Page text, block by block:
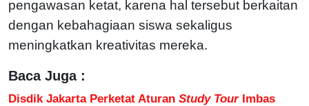
pengawasan ketat, karena hal tersebut berkaitan
dengan kebahagiaan siswa sekaligus
meningkatkan kreativitas mereka.
Baca Juga :
Disdik Jakarta Perketat Aturan Study TourImbas